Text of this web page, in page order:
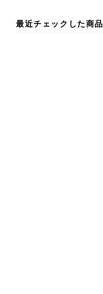
最近チェックした商品